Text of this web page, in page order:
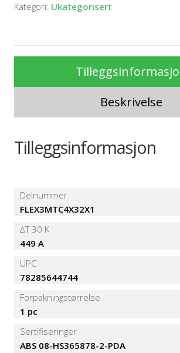
Kategori: Ukategorisert
Beskrivelse
Tilleggsinformasjon
Delnummer
FLEX3MTC4X32X1
∆T 30 K
449 A
UPC
78285644744
Forpakningstørrelse
1 pc
Sertifiseringer
ABS 08-HS365878-2-PDA